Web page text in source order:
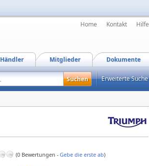
Home Kontakt Hilfe
Dokumente
Mitglieder
Händler
Erweiterte Suche
(0 Bewertungen - Gebe die erste ab)